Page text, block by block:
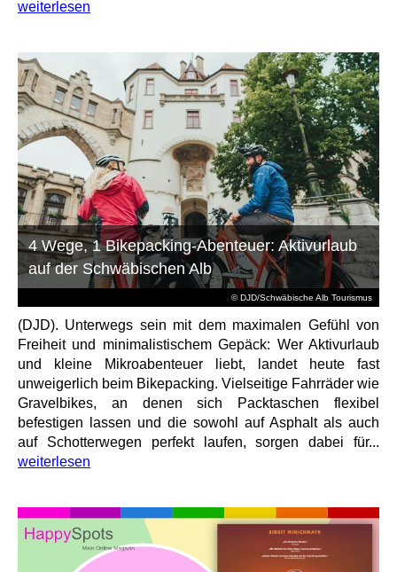
weiterlesen
© DJD/Schwäbische Alb Tourismus
4 Wege, 1 Bikepacking-Abenteuer: Aktivurlaub
auf der Schwäbischen Alb
(DJD). Unterwegs sein mit dem maximalen Gefühl von
Freiheit und minimalistischem Gepäck: Wer Aktivurlaub
und kleine Mikroabenteuer liebt, landet heute fast
unweigerlich beim Bikepacking. Vielseitige Fahrräder wie
Gravelbikes, an denen sich Packtaschen flexibel
befestigen lassen und die sowohl auf Asphalt als auch
auf Schotterwegen perfekt laufen, sorgen dabei für...
weiterlesen